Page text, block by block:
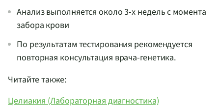
Анализ выполняется около 3-х недель с момента
забора крови
По результатам тестирования рекомендуется
повторная консультация врача-генетика.
Читайте также:
Целиакия (Лабораторная диагностика)